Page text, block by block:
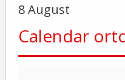
8 August
Calendar